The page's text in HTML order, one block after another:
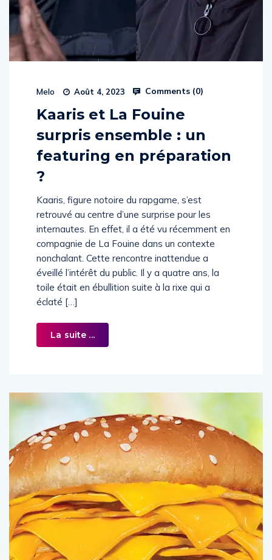
Melo Août 4, 2023 Comments (0)
Kaaris et La Fouine
surpris ensemble : un
featuring en préparation
?
Kaaris, figure notoire du rapgame, s’est
retrouvé au centre d’une surprise pour les
internautes. En effet, il a été vu récemment en
compagnie de La Fouine dans un contexte
nonchalant. Cette rencontre inattendue a
éveillé l’intérêt du public. Il y a quatre ans, la
toile était en ébullition suite à la rixe qui a
éclaté […]
La suite ...